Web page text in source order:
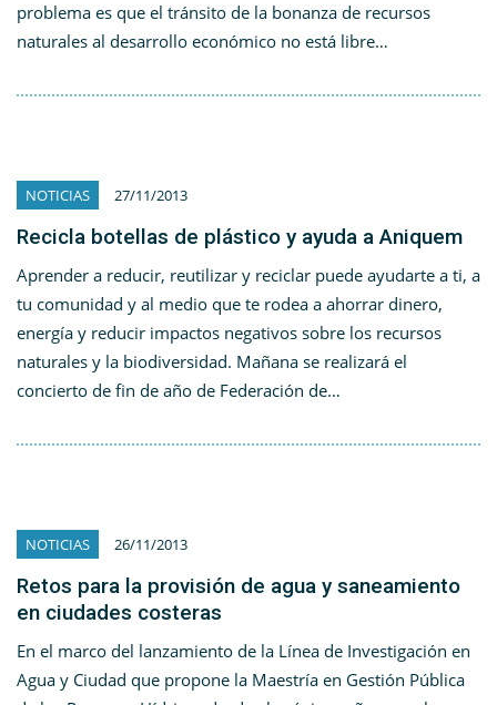
problema es que el tránsito de la bonanza de recursos
naturales al desarrollo económico no está libre…
NOTICIAS 27/11/2013
Recicla botellas de plástico y ayuda a Aniquem
Aprender a reducir, reutilizar y reciclar puede ayudarte a ti, a
tu comunidad y al medio que te rodea a ahorrar dinero,
energía y reducir impactos negativos sobre los recursos
naturales y la biodiversidad. Mañana se realizará el
concierto de fin de año de Federación de…
NOTICIAS 26/11/2013
Retos para la provisión de agua y saneamiento
en ciudades costeras
En el marco del lanzamiento de la Línea de Investigación en
Agua y Ciudad que propone la Maestría en Gestión Pública